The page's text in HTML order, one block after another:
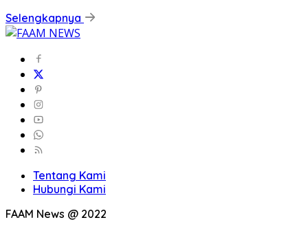
Selengkapnya
Tentang Kami
Hubungi Kami
FAAM News @ 2022